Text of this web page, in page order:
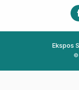
Ekspos
©